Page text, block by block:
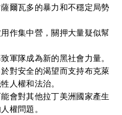
爾瓦多的暴力和不穩定局勢
作集中營，關押大量疑似幫
軍隊成為新的黑社會力量。
對安全的渴望而支持布克萊
人權和法治。
會對其他拉丁美洲國家產生
權問題。